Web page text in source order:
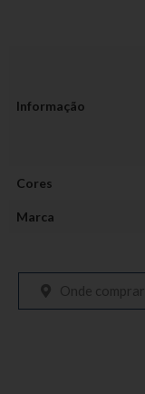
Informação
Cores
Marca
Onde comprar